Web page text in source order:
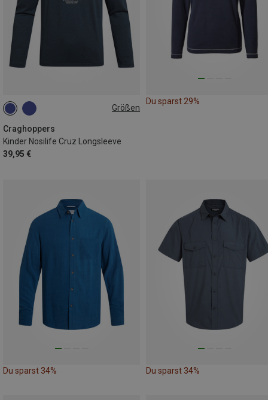
Größen
Craghoppers
Kinder Nosilife Cruz Longsleeve
39,95 €
116
Du sparst 29%
Du sparst 34% Du sparst 34%